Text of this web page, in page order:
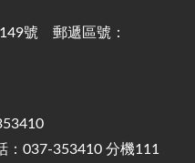
號 郵遞區號：
：037-353410 分機111